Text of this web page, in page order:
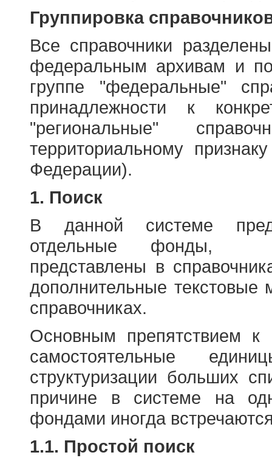
Группировка
Все справочники
федеральным архивам и
группе "федеральные"
принадлежности к
"региональные"
территориальному
Федерации).
1. Поиск
В данной системе
отдельные фонды,
представлены в
дополнительные
справочниках.
Основным препятствием
самостоятельные
структуризации больших
причине в системе на
фондами иногда
1.1. Простой поиск